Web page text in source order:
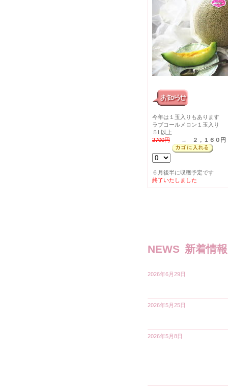
今年は１玉入りもあります
ラブコールメロン１玉入り
５L以上
2700円 → ２，１６０円
６月後半に収穫予定です
終了いたしました
NEWS 新着情報
2026年6月29日
2026年5月25日
2026年5月8日